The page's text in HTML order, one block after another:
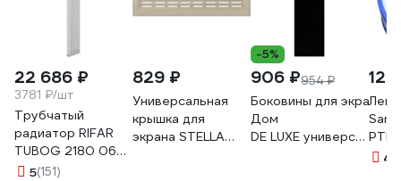
22 686 ₽
3781 ₽/шт
Трубчатый
радиатор RIFAR
TUBOG 2180 06
секц. бок. TUB
5(151)
829 ₽
Универсальная
крышка для
экрана STELLA
-5%
906 ₽954 ₽
Боковины для экрана
Дом
DE LUXE
12 ₽
4.8